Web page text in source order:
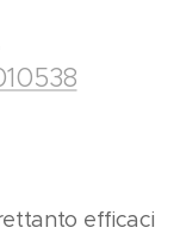
efficaci